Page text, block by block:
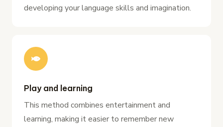
developing your language skills and imagination.
Play and learning
This method combines entertainment and
learning, making it easier to remember new